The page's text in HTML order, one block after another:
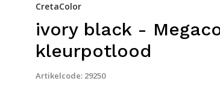
CretaColor
ivory black -
kleurpotlood
Artikelcode: 29250